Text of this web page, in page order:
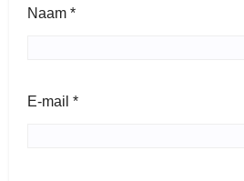
Naam *
E-mail *